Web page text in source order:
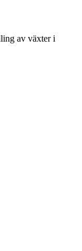
av växter i